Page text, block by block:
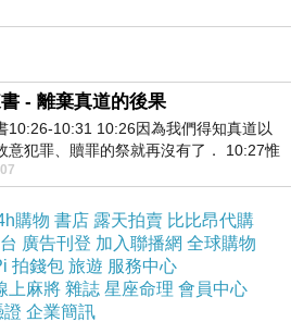
- 離棄真道的後果
10:26-10:31 10:26因為我們得知真道以
意犯罪、贖罪的祭就再沒有了． 10:27惟
候審判和那燒滅眾敵人的烈火
購物 書店 露天拍賣 比比昂代購
廣告刊登 加入聯播網 全球購物
拍錢包 旅遊 服務中心
上麻將 雜誌 星座命理 會員中心
證 企業簡訊